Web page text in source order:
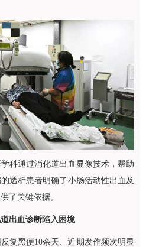
科通过消化道出血显像技术，帮助
透析患者明确了小肠活动性出血及
了关键依据。
出血诊断陷入困境
复黑便10余天、近期发作频次明显